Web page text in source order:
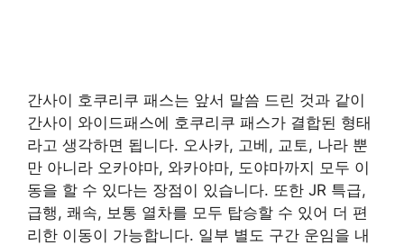
간사이 호쿠리쿠 패스는 앞서 말씀 드린 것과 같이
간사이 와이드패스에 호쿠리쿠 패스가 결합된 형태
라고 생각하면 됩니다. 오사카, 고베, 교토, 나라 뿐
만 아니라 오카야마, 와카야마, 도야마까지 모두 이
동을 할 수 있다는 장점이 있습니다. 또한 JR 특급,
급행, 쾌속, 보통 열차를 모두 탑승할 수 있어 더 편
리한 이동이 가능합니다. 일부 별도 구간 운임을 내